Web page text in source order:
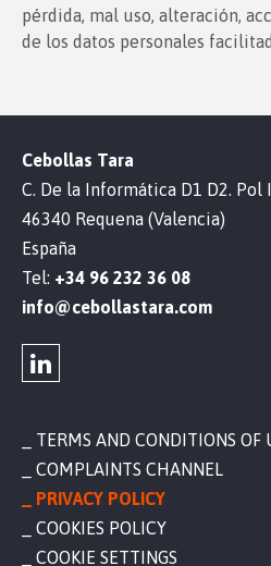
pérdida, mal uso, alteración,
de los datos personales
Cebollas Tara
C. De la Informática D1 D2. Pol
46340 Requena (Valencia)
España
Tel: +34 96 232 36 08
info@cebollastara.com
TERMS AND CONDITIONS OF
COMPLAINTS CHANNEL
PRIVACY POLICY
COOKIES POLICY
COOKIE SETTINGS